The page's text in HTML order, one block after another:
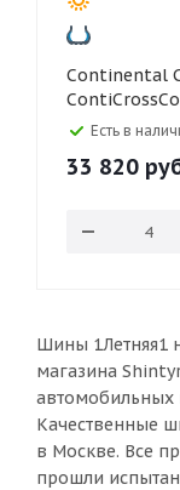
Continental Continental 235/55 R19
Есть в
33 820
Шины 1Летняя1
магазина
автомобильных
Качественные
в Москве. Все
прошли